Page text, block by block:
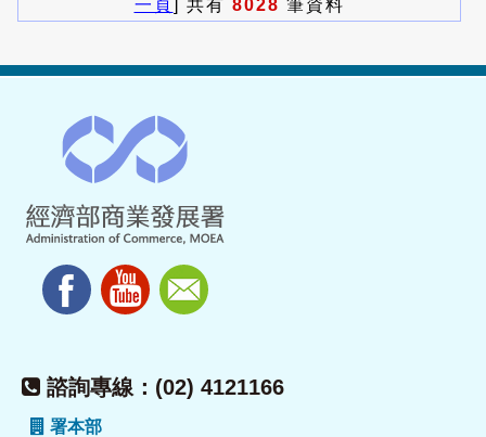
一頁] 共有 8028 筆資料
諮詢專線：(02) 4121166
署本部